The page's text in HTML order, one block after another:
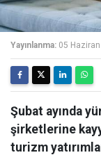
Yayınlanma: 05
Şubat ayında
şirketlerine
turizm